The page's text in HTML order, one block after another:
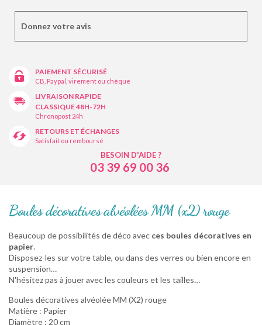
Donnez votre avis
PAIEMENT SÉCURISÉ
CB, Paypal, virement ou chèque
LIVRAISON RAPIDE
CLASSIQUE 48H-72H
Chronopost 24h
RETOURS ET ÉCHANGES
Satisfait ou remboursé
BESOIN D'AIDE ?
03 39 69 00 36
Boules décoratives alvéolées MM (x2) rouge
Beaucoup de possibilités de déco avec ces boules décoratives en
papier.
Disposez-les sur votre table, ou dans des verres ou bien encore en
suspension…
N'hésitez pas à jouer avec les couleurs et les tailles…
Boules décoratives alvéolée MM (X2) rouge
Matière : Papier
Diamètre : 20 cm